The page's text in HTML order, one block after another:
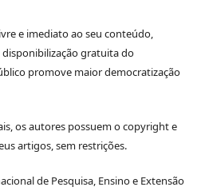
e imediato ao seu conteúdo,
gratuita do
promove maior democratização
os autores possuem o copyright e
artigos, sem restrições.
de Pesquisa, Ensino e Extensão